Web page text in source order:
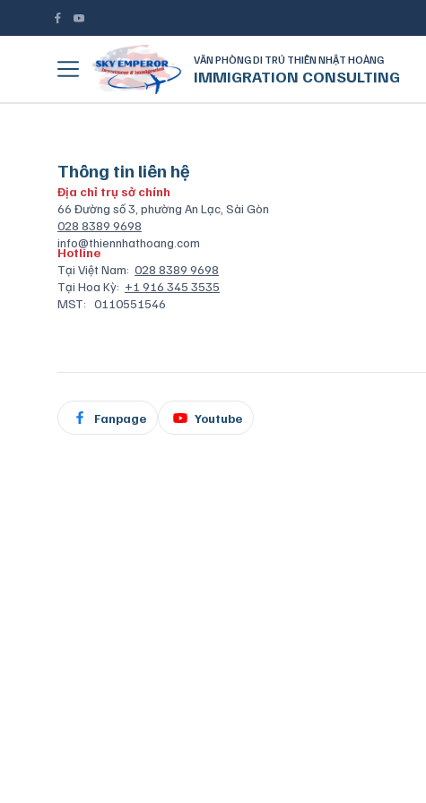
VĂN PHÒNG DI TRÚ THIÊN NHẬT HOÀNG
IMMIGRATION CONSULTING
Thông tin liên hệ
Địa chỉ trụ sở chính
66 Đường số 3, phường An Lạc, Sài Gòn
028 8389 9698
info@thiennhathoang.com
Hotline
Tại Việt Nam: 028 8389 9698
Tại Hoa Kỳ: +1 916 345 3535
MST: 0110551546
Fanpage Youtube